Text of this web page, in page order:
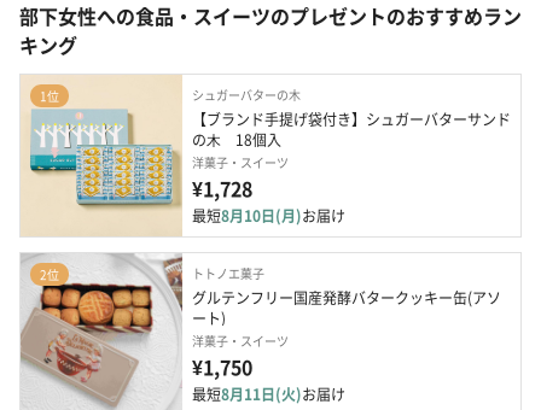
部下女性への食品・スイーツのプレゼントのおすすめラン
キング
1位 シュガーバターの木
【ブランド手提げ袋付き】シュガーバターサンド
の⽊　18個入
洋菓子・スイーツ
¥1,728
最短8月10日(月)お届け
2位 トトノエ菓子
グルテンフリー国産発酵バタークッキー缶(アソ
ート)
洋菓子・スイーツ
¥1,750
最短8月11日(火)お届け